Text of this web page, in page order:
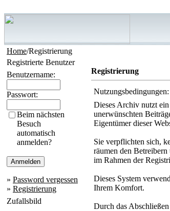
Home/Registrierung
Registrierte Benutzer
Benutzername:
Passwort:
Beim nächsten
Besuch
automatisch
anmelden?
» Password vergessen
» Registrierung
Zufallsbild
Registrierung
Nutzungsbedingungen:
Dieses Archiv nutzt
unerwünschten
Eigentümer dieser
Sie verpflichten sich,
räumen den Betreibern
im Rahmen der
Dieses System
Ihrem Komfort.
Durch das